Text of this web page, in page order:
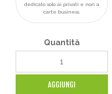
dedicato solo ai privati e non a
carte business.
Quantità
AGGIUNGI